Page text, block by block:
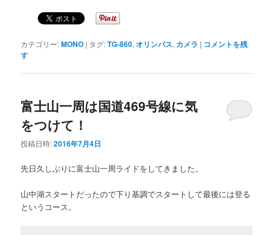
カテゴリー:MONO | タグ:TG-860,オリンパス, カメラ | コメントを残
す
富士山一周は国道469号線に気
をつけて！
投稿日時:2016年7月4日
先日久しぶりに富士山一周ライドをしてきました。
山中湖スタートだったので下り基調でスタートして最後には登る
というコース。